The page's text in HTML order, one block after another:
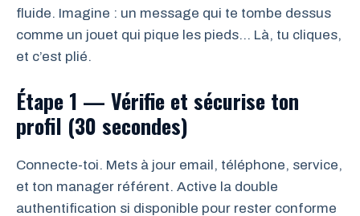
fluide. Imagine : un message qui te tombe dessus
comme un jouet qui pique les pieds… Là, tu cliques,
et c’est plié.
Étape 1 — Vérifie et sécurise ton
profil (30 secondes)
Connecte-toi. Mets à jour email, téléphone, service,
et ton manager référent. Active la double
authentification si disponible pour rester conforme